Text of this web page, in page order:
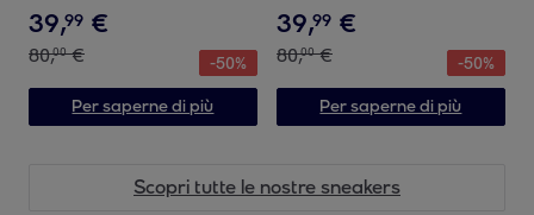
2790 Platform
39,99 €
80,00 € -50%
Per saperne di più
2790 PLATFORM
39,99 €
80,00 € -50%
Per saperne di più
Scopri tutte le nostre sneakers